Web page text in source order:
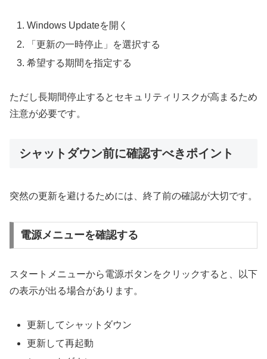
Windows Updateを開く
「更新の一時停止」を選択する
希望する期間を指定する
ただし長期間停止するとセキュリティリスクが高まるため
注意が必要です。
シャットダウン前に確認すべきポイント
突然の更新を避けるためには、終了前の確認が大切です。
電源メニューを確認する
スタートメニューから電源ボタンをクリックすると、以下
の表示が出る場合があります。
更新してシャットダウン
更新して再起動